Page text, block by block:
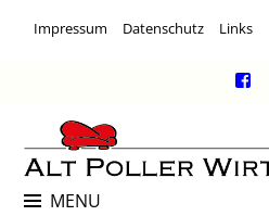
Impressum Datenschutz Links
ALT POLLER WIRTSHAUS
Kneipe, Restaurant & Kulturlokal
MENU